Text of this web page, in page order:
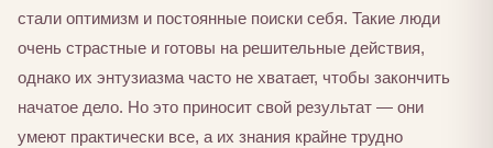
стали оптимизм и постоянные поиски себя. Такие люди
очень страстные и готовы на решительные действия,
однако их энтузиазма часто не хватает, чтобы закончить
начатое дело. Но это приносит свой результат — они
умеют практически все, а их знания крайне трудно